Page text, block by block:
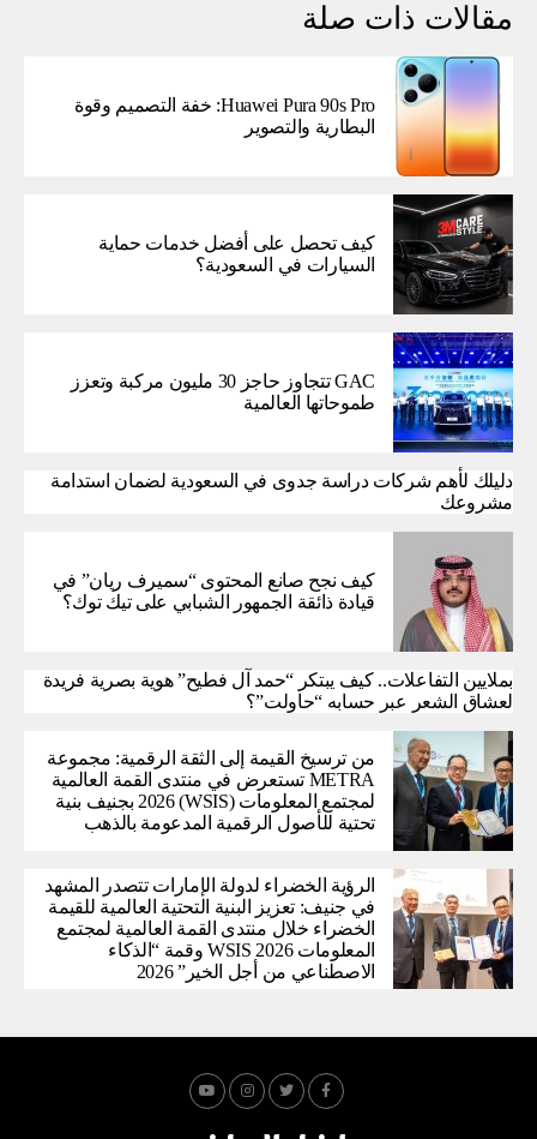
مقالات ذات صلة
Huawei Pura 90s Pro: خفة التصميم وقوة
البطارية والتصوير
كيف تحصل على أفضل خدمات حماية
السيارات في السعودية؟
GAC تتجاوز حاجز 30 مليون مركبة وتعزز
طموحاتها العالمية
دليلك لأهم شركات دراسة جدوى في السعودية لضمان استدامة
مشروعك
كيف نجح صانع المحتوى “سميرف ريان” في
قيادة ذائقة الجمهور الشبابي على تيك توك؟
بملايين التفاعلات.. كيف يبتكر “حمد آل فطيح” هوية بصرية فريدة
لعشاق الشعر عبر حسابه “حاولت”؟
من ترسيخ القيمة إلى الثقة الرقمية: مجموعة
METRA تستعرض في منتدى القمة العالمية
لمجتمع المعلومات (WSIS) 2026 بجنيف بنية
تحتية للأصول الرقمية المدعومة بالذهب
الرؤية الخضراء لدولة الإمارات تتصدر المشهد
في جنيف: تعزيز البنية التحتية العالمية للقيمة
الخضراء خلال منتدى القمة العالمية لمجتمع
المعلومات WSIS 2026 وقمة “الذكاء
الاصطناعي من أجل الخير” 2026